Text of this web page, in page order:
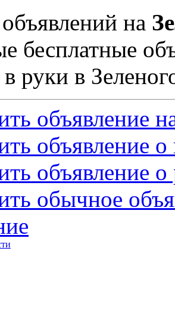
на
бесплатные
руки в
объявление
объявление
объявление о
обычное